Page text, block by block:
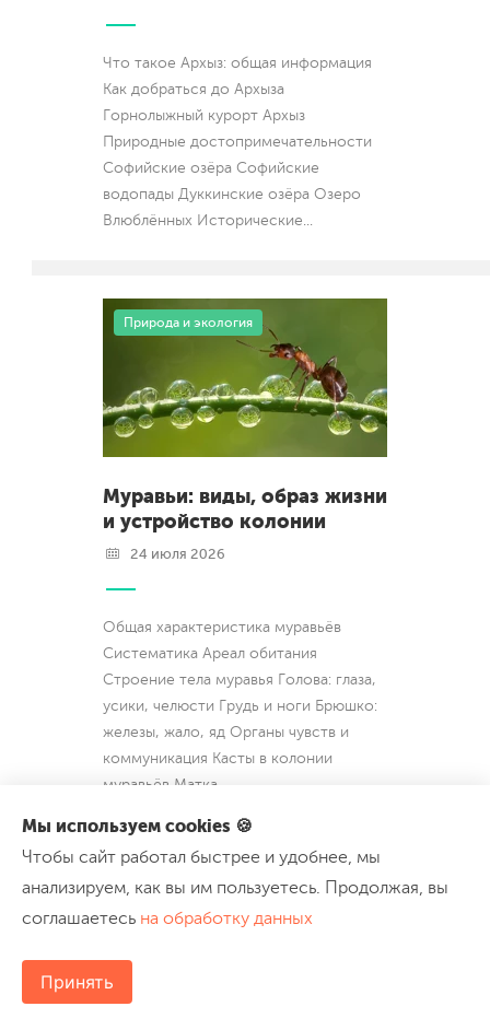
Мы используем cookies 🍪
Чтобы сайт работал быстрее и удобнее, мы
анализируем, как вы им пользуетесь. Продолжая, вы
соглашаетесь на обработку данных
Принять
Что такое Архыз: общая информация
Как добраться до Архыза
Горнолыжный курорт Архыз
Природные достопримечательности
Софийские озёра Софийские
водопады Дуккинские озёра Озеро
Влюблённых Исторические...
Природа и экология
Муравьи: виды, образ жизни
и устройство колонии
24 июля 2026
Общая характеристика муравьёв
Систематика Ареал обитания
Строение тела муравья Голова: глаза,
усики, челюсти Грудь и ноги Брюшко:
железы, жало, яд Органы чувств и
коммуникация Касты в колонии
муравьёв Матка
Куда пойти?